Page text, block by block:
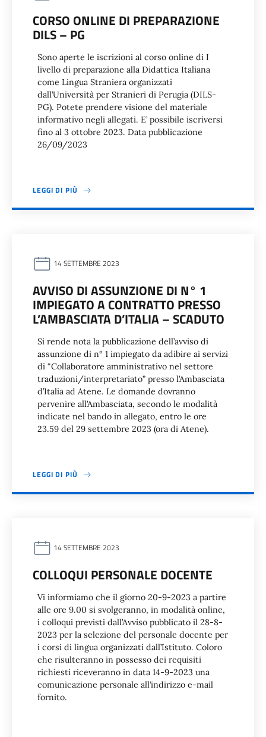
CORSO ONLINE DI PREPARAZIONE
DILS – PG
Sono aperte le iscrizioni al corso online di I
livello di preparazione alla Didattica Italiana
come Lingua Straniera organizzati
dall’Università per Stranieri di Perugia (DILS-
PG). Potete prendere visione del materiale
informativo negli allegati. E’ possibile iscriversi
fino al 3 ottobre 2023. Data pubblicazione
26/09/2023
LEGGI DI PIÙ
14 SETTEMBRE 2023
AVVISO DI ASSUNZIONE DI N° 1
IMPIEGATO A CONTRATTO PRESSO
L’AMBASCIATA D’ITALIA – SCADUTO
Si rende nota la pubblicazione dell’avviso di
assunzione di n° 1 impiegato da adibire ai servizi
di “Collaboratore amministrativo nel settore
traduzioni/interpretariato” presso l’Ambasciata
d’Italia ad Atene. Le domande dovranno
pervenire all’Ambasciata, secondo le modalità
indicate nel bando in allegato, entro le ore
23.59 del 29 settembre 2023 (ora di Atene).
LEGGI DI PIÙ
14 SETTEMBRE 2023
COLLOQUI PERSONALE DOCENTE
Vi informiamo che il giorno 20-9-2023 a partire
alle ore 9.00 si svolgeranno, in modalità online,
i colloqui previsti dall’Avviso pubblicato il 28-8-
2023 per la selezione del personale docente per
i corsi di lingua organizzati dall’Istituto. Coloro
che risulteranno in possesso dei requisiti
richiesti riceveranno in data 14-9-2023 una
comunicazione personale all’indirizzo e-mail
fornito.